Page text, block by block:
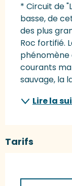
* Circuit de
basse, de
des plus
Roc fortifié.
phénomène
courants
sauvage, la
Lire la
Tarifs